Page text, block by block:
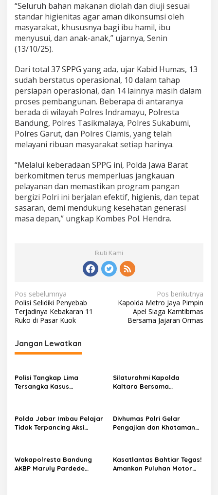
i
t
a
s
a
t
P
e
m
e
r
i
k
s
a
n
K
e
a
t
“Seluruh bahan makanan diolah dan diuji sesuai
standar higienitas agar aman dikonsumsi oleh
masyarakat, khususnya bagi ibu hamil, ibu
menyusui, dan anak-anak,” ujarnya, Senin
(13/10/25).
Dari total 37 SPPG yang ada, ujar Kabid Humas, 13
sudah berstatus operasional, 10 dalam tahap
persiapan operasional, dan 14 lainnya masih dalam
proses pembangunan. Beberapa di antaranya
berada di wilayah Polres Indramayu, Polresta
Bandung, Polres Tasikmalaya, Polres Sukabumi,
Polres Garut, dan Polres Ciamis, yang telah
melayani ribuan masyarakat setiap harinya.
“Melalui keberadaan SPPG ini, Polda Jawa Barat
berkomitmen terus memperluas jangkauan
pelayanan dan memastikan program pangan
bergizi Polri ini berjalan efektif, higienis, dan tepat
sasaran, demi mendukung kesehatan generasi
masa depan,” ungkap Kombes Pol. Hendra.
Ikuti Kami
N
a
v
i
g
s
i
o
s
Pos sebelumnya
Polisi Selidiki Penyebab
Terjadinya Kebakaran 11
Ruko di Pasar Kuok
Pos berikutnya
Kapolda Metro Jaya Pimpin
Apel Siaga Kamtibmas
Bersama Jajaran Ormas
Jangan Lewatkan
Polisi Tangkap Lima
Tersangka Kasus
Silaturahmi Kapolda
Kaltara Bersama
Polda Jabar Imbau Pelajar
Tidak Terpancing Aksi
Divhumas Polri Gelar
Pengajian dan Khataman
Wakapolresta Bandung
AKBP Maruly Pardede
Kasatlantas Bahtiar Tegas!
Amankan Puluhan Motor